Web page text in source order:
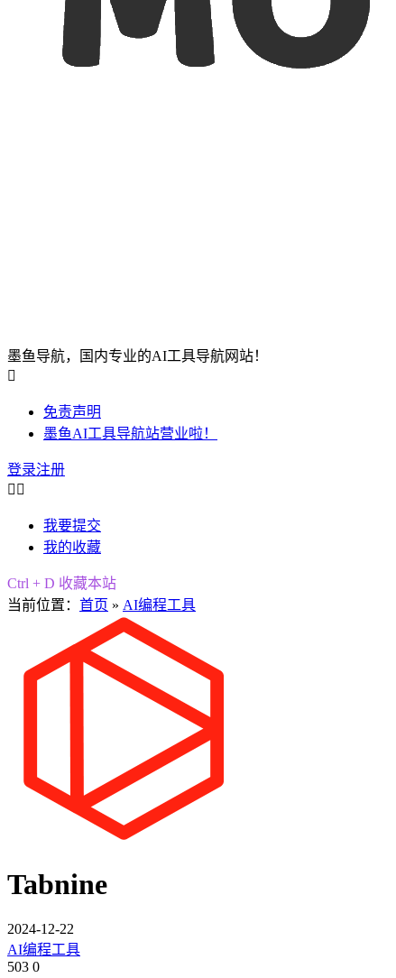
墨鱼导航，国内专业的AI工具导航网站！

免责声明
墨鱼AI工具导航站营业啦！
登录注册
 
我要提交
我的收藏
Ctrl + D 收藏本站
当前位置： 首页 » AI编程工具
Tabnine
2024-12-22
AI编程工具
503 0